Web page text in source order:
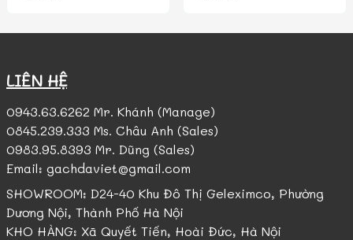
LIÊN HỆ
0943.63.6262 Mr. Khánh (Manage)
0845.239.333 Ms. Châu Anh (Sales)
0983.95.8393 Mr. Dũng (Sales)
Email: gachdaviet@gmail.com
SHOWROOM: D24-40 Khu Đô Thị Geleximco, Phường
Dương Nội, Thành Phố Hà Nội
KHO HÀNG: Xã Quyết Tiến, Hoài Đức, Hà Nội